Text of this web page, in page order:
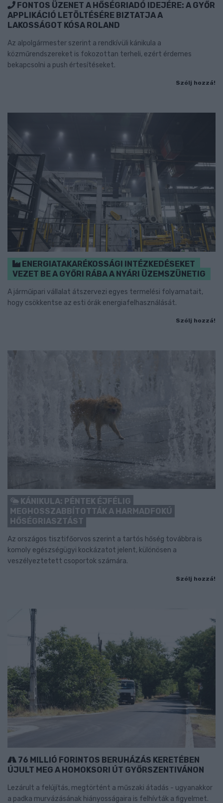
FONTOS ÜZENET A HŐSÉGRIADÓ IDEJÉRE: A GYŐR
APPLIKÁCIÓ LETÖLTÉSÉRE BIZTATJA A
LAKOSSÁGOT KÓSA ROLAND
Az alpolgármester szerint a rendkívüli kánikula a
közműrendszereket is fokozottan terheli, ezért érdemes
bekapcsolni a push értesítéseket.
Szólj hozzá!
ENERGIATAKARÉKOSSÁGI INTÉZKEDÉSEKET
VEZET BE A GYŐRI RÁBA A NYÁRI ÜZEMSZÜNETIG
A járműipari vállalat átszervezi egyes termelési folyamatait,
hogy csökkentse az esti órák energiafelhasználását.
Szólj hozzá!
KÁNIKULA: PÉNTEK ÉJFÉLIG
MEGHOSSZABBÍTOTTÁK A HARMADFOKÚ
HŐSÉGRIASZTÁST
Az országos tisztifőorvos szerint a tartós hőség továbbra is
komoly egészségügyi kockázatot jelent, különösen a
veszélyeztetett csoportok számára.
Szólj hozzá!
76 MILLIÓ FORINTOS BERUHÁZÁS KERETÉBEN
ÚJULT MEG A HOMOKSORI ÚT GYŐRSZENTIVÁNON
Lezárult a felújítás, megtörtént a műszaki átadás - ugyanakkor
a padka murvázásának hiányosságaira is felhívták a figyelmet.